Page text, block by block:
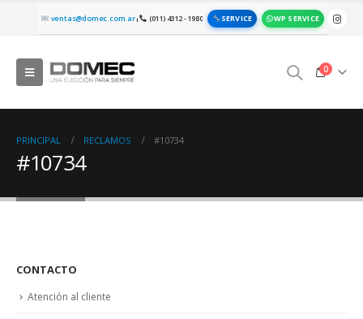
ventas@domec.com.ar| (011) 4312 - 1980 SERVICE WP SERVICE
0
PRINCIPAL RECLAMOS #10734
#10734
CONTACTO
Atención al cliente